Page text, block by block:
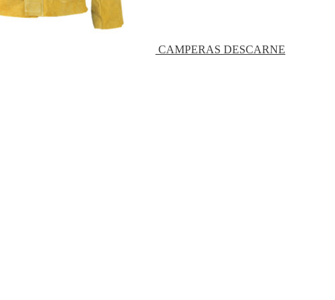
CAMPERAS DESCARNE